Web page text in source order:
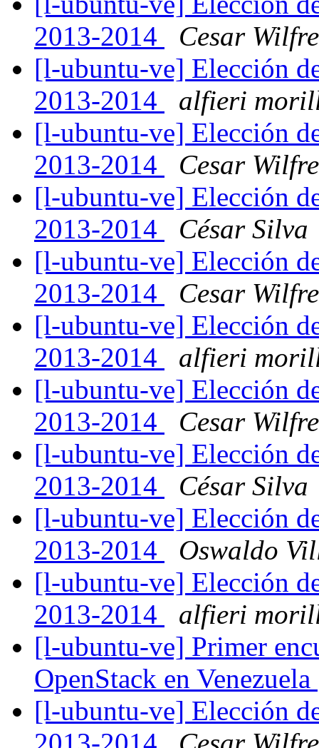
2013-2014
Cesar
[l-ubuntu-ve] Elección
2013-2014
alfieri
[l-ubuntu-ve] Elección
2013-2014
Cesar
[l-ubuntu-ve] Elección
2013-2014
César Silva
[l-ubuntu-ve] Elección
2013-2014
Cesar
[l-ubuntu-ve] Elección
2013-2014
alfieri
[l-ubuntu-ve] Elección
2013-2014
Cesar
[l-ubuntu-ve] Elección
2013-2014
César Silva
[l-ubuntu-ve] Elección
2013-2014
Oswaldo
[l-ubuntu-ve] Elección
2013-2014
alfieri
[l-ubuntu-ve] Primer
OpenStack en Venezuela
[l-ubuntu-ve] Elección